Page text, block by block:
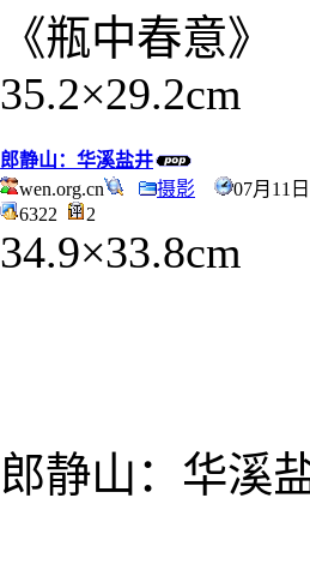
《瓶中春意》
35.2×29.2cm
郎静山：华溪盐井
wen.org.cn
摄影
07月11
6322
2
34.9×33.8cm
郎静山：华溪